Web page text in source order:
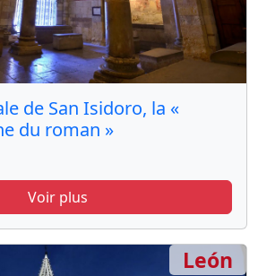
de San Isidoro, la «
du roman »
Voir plus
León